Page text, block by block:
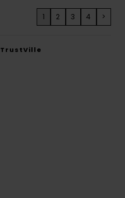
1 2 3 4 >
TrustVille